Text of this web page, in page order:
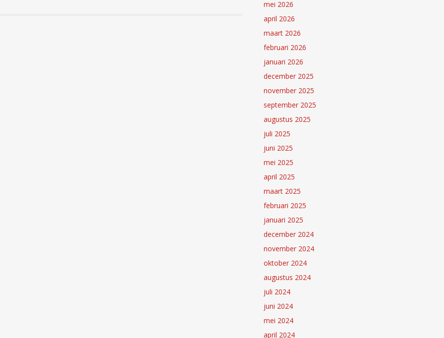
mei 2026
april 2026
maart 2026
februari 2026
januari 2026
december 2025
november 2025
september 2025
augustus 2025
juli 2025
juni 2025
mei 2025
april 2025
maart 2025
februari 2025
januari 2025
december 2024
november 2024
oktober 2024
augustus 2024
juli 2024
juni 2024
mei 2024
april 2024